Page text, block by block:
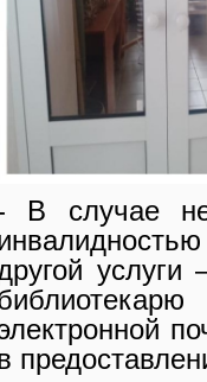
В случае
услуги